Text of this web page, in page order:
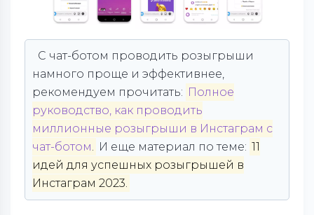
С чат-ботом проводить розыгрыши
намного проще и эффективнее,
рекомендуем прочитать: Полное
руководство, как проводить
миллионные розыгрыши в Инстаграм с
чат-ботом. И еще материал по теме: 11
идей для успешных розыгрышей в
Инстаграм 2023.